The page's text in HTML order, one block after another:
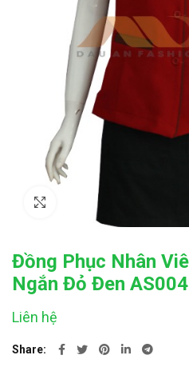
Click to enlarge
Đồng Phục Nhân
Ngắn Đỏ Đen
Liên hệ
Share